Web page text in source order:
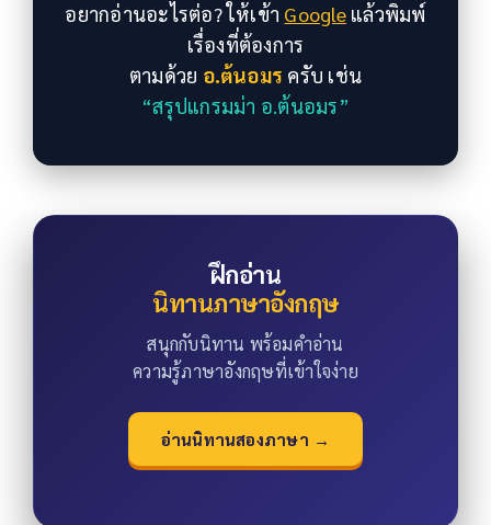
อยากอ่านอะไรต่อ? ให้เข้า Googleแล้วพิมพ์
เรื่องที่ต้องการ
ตามด้วย อ.ต้นอมร ครับ เช่น
“สรุปแกรมม่า อ.ต้นอมร”
ฝึกอ่าน
นิทานภาษาอังกฤษ
สนุกกับนิทาน พร้อมคำอ่าน
ความรู้ภาษาอังกฤษที่เข้าใจง่าย
อ่านนิทานสองภาษา →